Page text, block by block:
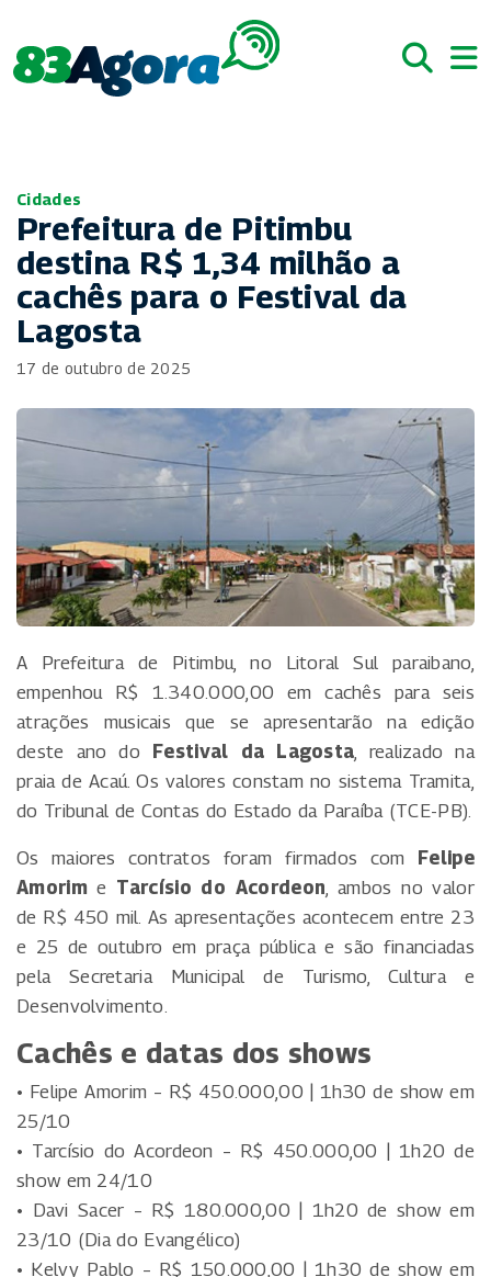
Cidades
Prefeitura de Pitimbu
destina R$ 1,34 milhão a
cachês para o Festival da
Lagosta
17 de outubro de 2025
A Prefeitura de Pitimbu, no Litoral Sul paraibano,
empenhou R$ 1.340.000,00 em cachês para seis
atrações musicais que se apresentarão na edição
deste ano do Festival da Lagosta , realizado na
praia de Acaú. Os valores constam no sistema Tramita,
do Tribunal de Contas do Estado da Paraíba (TCE-PB).
Os maiores contratos foram firmados com Felipe
Amorime Tarcísio do Acordeon , ambos no valor
de R$ 450 mil. As apresentações acontecem entre 23
e 25 de outubro em praça pública e são financiadas
pela Secretaria Municipal de Turismo, Cultura e
Desenvolvimento.
Cachês e datas dos shows
• Felipe Amorim – R$ 450.000,00 | 1h30 de show em
25/10
• Tarcísio do Acordeon – R$ 450.000,00 | 1h20 de
show em 24/10
• Davi Sacer – R$ 180.000,00 | 1h20 de show em
23/10 (Dia do Evangélico)
• Kelvy Pablo – R$ 150.000,00 | 1h30 de show em